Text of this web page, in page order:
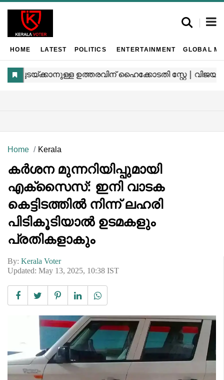
HOME LATEST POLITICS ENTERTAINMENT GLOBAL
Home Kerala
കർശന മുന്നറിയിപ്പുമായി
എക്‌സൈസ്: ഇനി വാടക
കെട്ടിടത്തിൽ നിന്ന് ലഹരി
പിടികൂടിയാൽ ഉടമകളും
പ്രതികളാകും
By: Kerala Voter
Updated: May 13, 2025, 10:38 IST